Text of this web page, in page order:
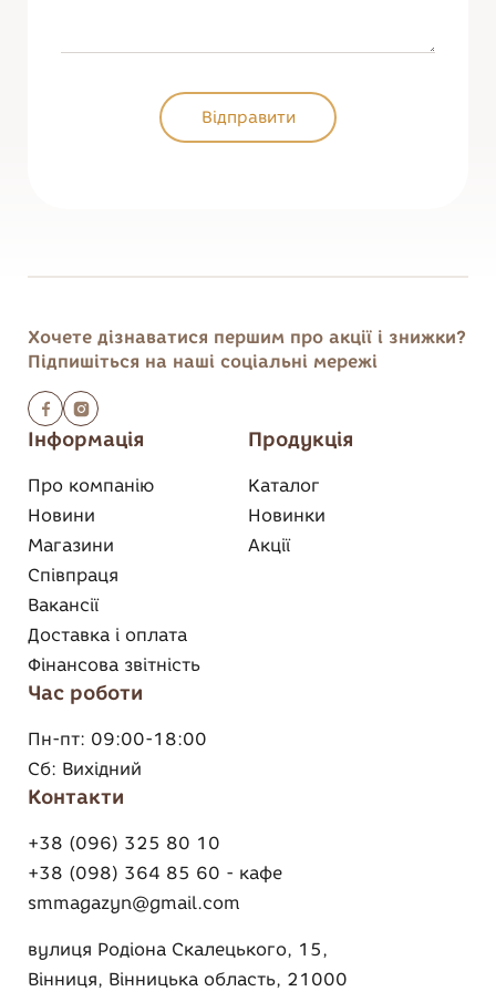
Відправити
Інформація
Про компанію
Новини
Магазини
Співпраця
Вакансії
Доставка і оплата
Фінансова звітність
Продукція
Каталог
Новинки
Акції
Час роботи
Пн-пт: 09:00-18:00
Сб: Вихідний
Контакти
+38 (096) 325 80 10
+38 (098) 364 85 60 - кафе
smmagazyn@gmail.com
вулиця Родіона Скалецького, 15,
Вінниця, Вінницька область, 21000
Хочете дізнаватися першим про акції і знижки?
Підпишіться на наші соціальні мережі